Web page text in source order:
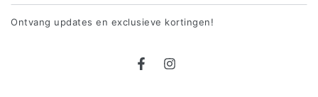
hier
Ontvang updates en exclusieve kortingen!
FacebookInstagram